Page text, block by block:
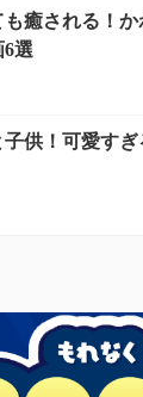
も癒される！
選
子供！可愛す